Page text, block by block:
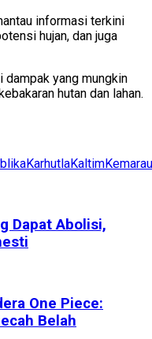
informasi terkini
hujan, dan juga
dampak yang mungkin
hutan dan lahan.
KarhutlaKaltim
Dapat Abolisi,
One Piece:
Belah